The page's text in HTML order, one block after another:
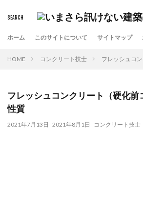
ホーム このサイトについて サイトマップ
HOME コンクリート技士 フレッシュコ
フレッシュコンクリート（硬化前
性質
2021年7月13日 2021年8月1日 コンクリート技士
コンクリート
せん断力 タフト
圧縮応力
応力度
断面の性質
曲げモーメント
材料力学
片持